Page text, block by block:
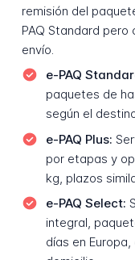
remisión del
PAQ Standard
envío.
e-PAQ
paquetes de
según el
e-PAQ Plus:
por etapas y
kg, plazos
e-PAQ Select:
integral,
días en